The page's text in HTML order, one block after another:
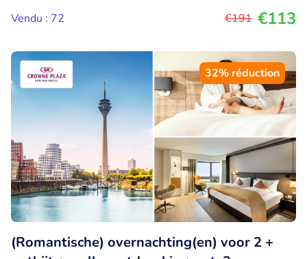
Vendu : 72
€191 €113
32% réduction
(Romantische) overnachting(en) voor 2 +